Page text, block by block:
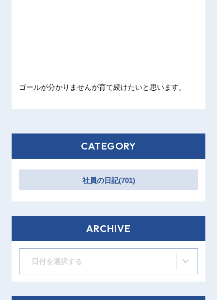
ゴールが分かりませんが育て続けたいと思い ます。
CATEGORY
社員の日記(701)
ARCHIVE
日付を選択する